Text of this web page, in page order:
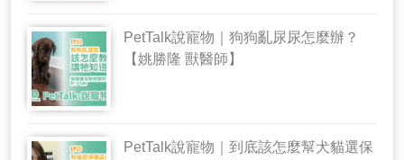
PetTalk說寵物｜狗狗亂尿尿怎麼辦？
【姚勝隆 獸醫師】
PetTalk說寵物｜到底該怎麼幫犬貓選保